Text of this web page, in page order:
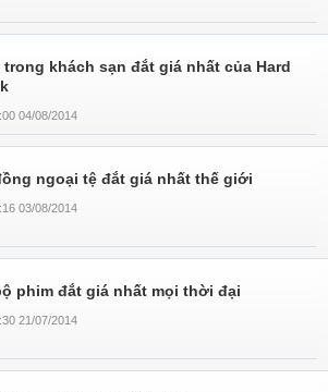
trong khách sạn đắt giá nhất của Hard
04/08/2014
ngoại tệ đắt giá nhất thế giới
03/08/2014
phim đắt giá nhất mọi thời đại
21/07/2014